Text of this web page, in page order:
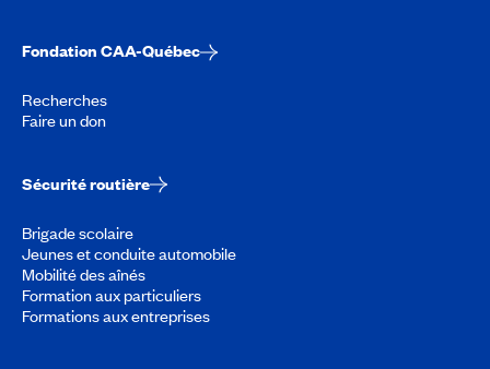
Fondation CAA-Québec
Recherches
Faire un don
Sécurité routière
Brigade scolaire
Jeunes et conduite automobile
Mobilité des aînés
Formation aux particuliers
Formations aux entreprises